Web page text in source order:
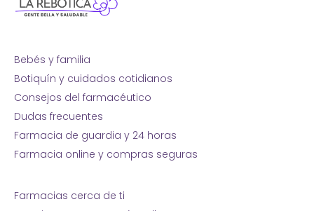
Bebés y familia
Botiquín y cuidados cotidianos
Consejos del farmacéutico
Dudas frecuentes
Farmacia de guardia y 24 horas
Farmacia online y compras seguras
Farmacias cerca de ti